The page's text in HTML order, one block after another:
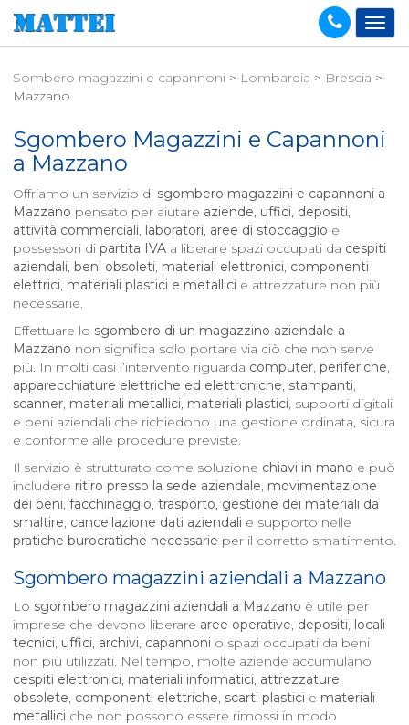
Sombero magazzini e capannoni > Lombardia > Brescia >
Mazzano
Sgombero Magazzini e Capannoni
a Mazzano
Offriamo un servizio di sgombero magazzini e capannoni a
Mazzano pensato per aiutare aziende, uffici, depositi,
attività commerciali, laboratori, aree di stoccaggio e
possessori di partita IVA a liberare spazi occupati da cespiti
aziendali, beni obsoleti, materiali elettronici, componenti
elettrici, materiali plastici e metallici e attrezzature non più
necessarie.
Effettuare lo sgombero di un magazzino aziendale a
Mazzano non significa solo portare via ciò che non serve
più. In molti casi l’intervento riguarda computer, periferiche,
apparecchiature elettriche ed elettroniche, stampanti,
scanner, materiali metallici, materiali plastici, supporti digitali
e beni aziendali che richiedono una gestione ordinata, sicura
e conforme alle procedure previste.
Il servizio è strutturato come soluzione chiavi in mano e può
includere ritiro presso la sede aziendale, movimentazione
dei beni, facchinaggio, trasporto, gestione dei materiali da
smaltire, cancellazione dati aziendali e supporto nelle
pratiche burocratiche necessarie per il corretto smaltimento.
Sgombero magazzini aziendali a Mazzano
Lo sgombero magazzini aziendali a Mazzano è utile per
imprese che devono liberare aree operative, depositi, locali
tecnici, uffici, archivi, capannoni o spazi occupati da beni
non più utilizzati. Nel tempo, molte aziende accumulano
cespiti elettronici, materiali informatici, attrezzature
obsolete, componenti elettriche, scarti plastici e materiali
metallici che non possono essere rimossi in modo